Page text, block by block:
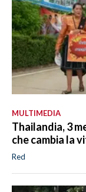
MULTIMEDIA
Thailandia, 3
che cambia la
Red